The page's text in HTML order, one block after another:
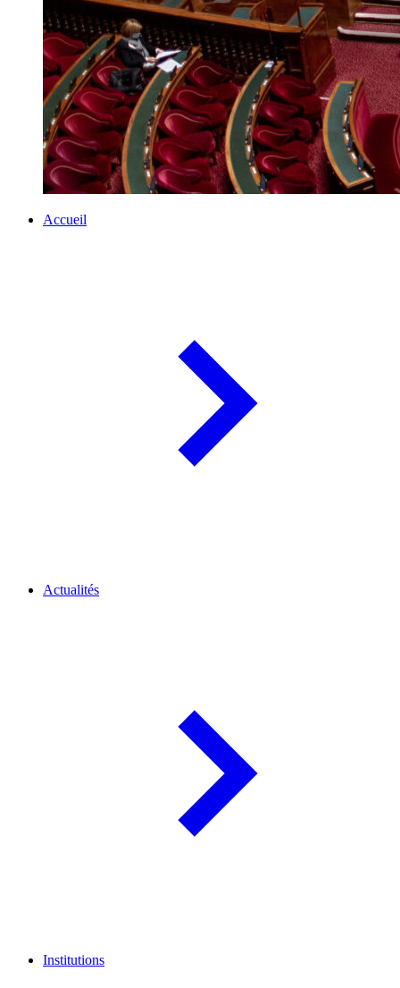
Accueil
Actualités
Institutions